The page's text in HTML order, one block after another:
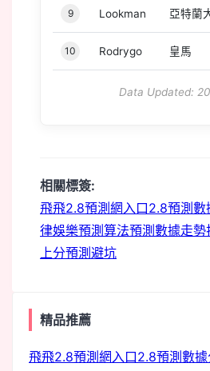
9 Lookman 亞特蘭
10 Rodrygo 皇馬
Data Updated:
相關標簽:
飛飛2.8預測網入口2.8預測數
律娛樂預測 算法預測 數據走勢
上分預測避坑
精品推薦
飛飛2.8預測網入口2.8預測數